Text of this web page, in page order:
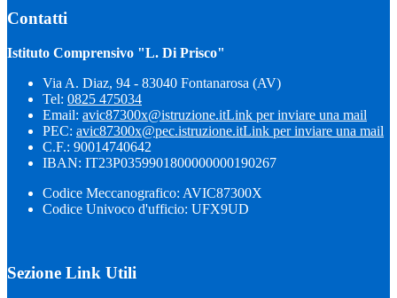
Contatti
Istituto Comprensivo "L. Di Prisco"
Via A. Diaz, 94 - 83040 Fontanarosa (AV)
Tel: 0825 475034
Email: avic87300x@istruzione.itLink per inviare una mail
PEC: avic87300x@pec.istruzione.itLink per inviare una mail
C.F.: 90014740642
IBAN: IT23P0359901800000000190267
Codice Meccanografico: AVIC87300X
Codice Univoco d'ufficio: UFX9UD
Sezione Link Utili